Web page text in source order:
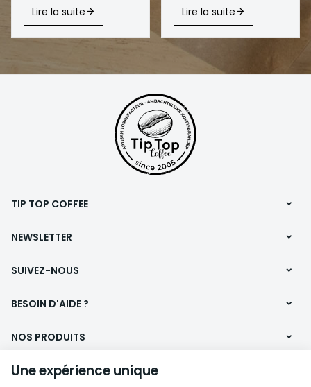
torréfaction artisanale
installée àSombreffe
Une belle reconnaissance
depuis plus de vingt ans
Lire la suite Lire la suite
NEWSLETTER
SUIVEZ-NOUS
TIP TOP COFFEE
BESOIN D'AIDE ?
NOS PRODUITS
INFORMATIONS
Une expérience unique